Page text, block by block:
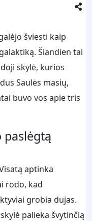
šviesti kaip
Šiandien tai
skylė, kurios
Saulės masių,
buvo vos apie tris
aptinka
rodo, kad
grobia dujas.
palieka švytinčią